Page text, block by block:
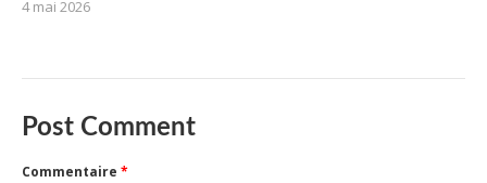
4 mai 2026
Post Comment
Commentaire *